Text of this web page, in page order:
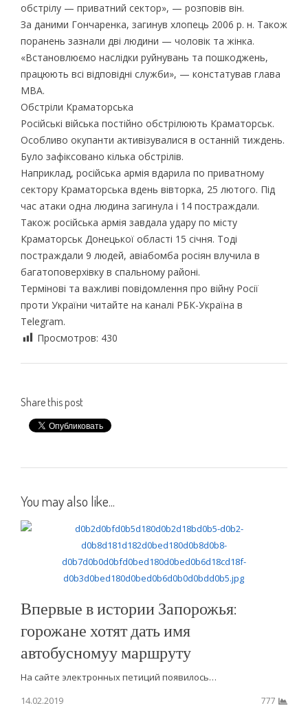
обстрілу — приватний сектор», — розповів він.
За даними Гончаренка, загинув хлопець 2006 р. н. Також
поранень зазнали дві людини — чоловік та жінка.
«Встановлюємо наслідки руйнувань та пошкоджень,
працюють всі відповідні служби», — констатував глава
МВА.
Обстріли Краматорська
Російські війська постійно обстрілюють Краматорськ.
Особливо окупанти активізувалися в останній тиждень.
Було зафіксовано кілька обстрілів.
Наприклад, російська армія вдарила по приватному
сектору Краматорська вдень вівторка, 25 лютого. Під
час атаки одна людина загинула і 14 постраждали.
Також російська армія завдала удару по місту
Краматорськ Донецької області 15 січня. Тоді
постраждали 9 людей, авіабомба росіян влучила в
багатоповерхівку в спальному районі.
Термінові та важливі повідомлення про війну Росії
проти України читайте на каналі РБК-Україна в
Telegram.
Просмотров: 430
Share this post
You may also like...
Впервые в истории Запорожья:
горожане хотят дать имя
автобусномуу маршруту
На сайте электронных петиций появилось…
14.02.2019
777